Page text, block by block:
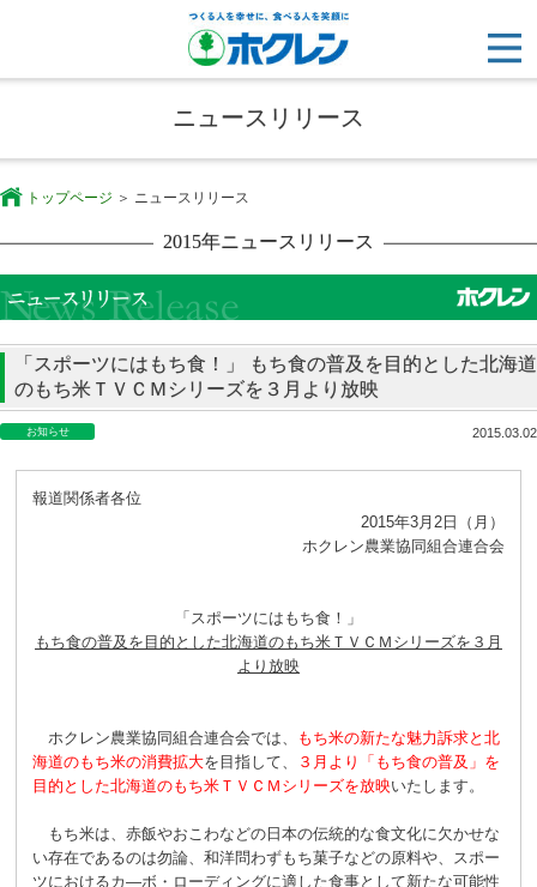
ニュースリリース
トップページ ニュースリリース
2015年ニュースリリース
「スポーツにはもち食！」 もち食の普及を目的とした北海道
のもち米ＴＶＣＭシリーズを３月より放映
お知らせ 2015.03.02
報道関係者各位
2015年3月2日（月）
ホクレン農業協同組合連合会
「スポーツにはもち食！」
もち食の普及を目的とした北海道のもち米ＴＶＣＭシリーズを３月
より放映
ホクレン農業協同組合連合会では、
もち米の新たな魅力訴求と北
海道のもち米の消費拡大を目指して、
３月より「もち食の普及」を
目的とした北海道のもち米ＴＶＣＭシリーズを放映いたします。
もち米は、赤飯やおこわなどの日本の伝統的な食文化に欠かせな
い存在であるのは勿論、和洋問わずもち菓子などの原料や、スポー
ツにおけるカ―ボ・ローディングに適した食事として新たな可能性